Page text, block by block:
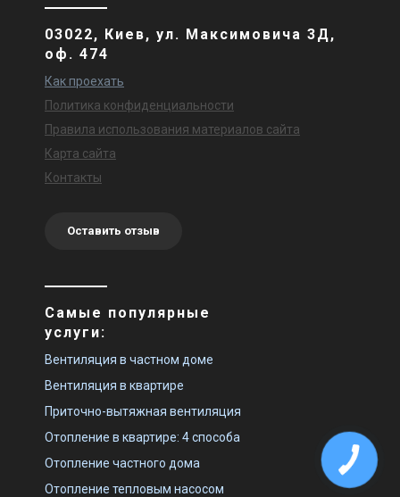
03022, Киев, ул. Максимовича 3Д,
оф. 474
Как проехать
Политика конфиденциальности
Правила использования материалов сайта
Карта сайта
Контакты
Оставить отзыв
Самые популярные
услуги:
Вентиляция в частном доме
Вентиляция в квартире
Приточно-вытяжная вентиляция
Отопление в квартире: 4 способа
Отопление частного дома
Отопление тепловым насосом